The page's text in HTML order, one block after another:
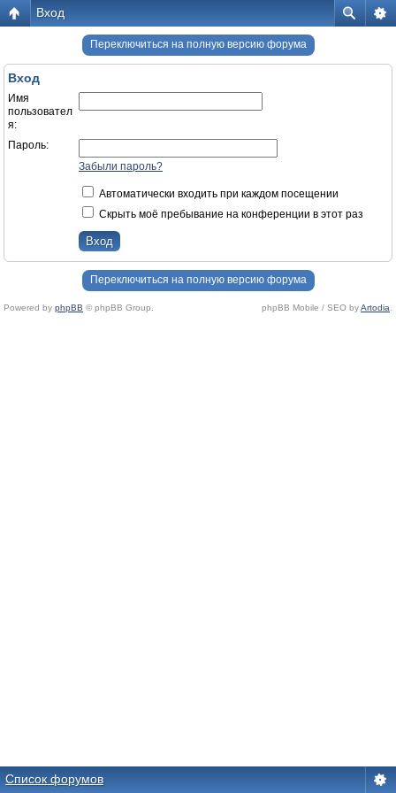
Вход
Переключиться на полную версию форума
Вход
Имя
пользовател
я:
Пароль:
Забыли пароль?
Автоматически входить при каждом посещении
Скрыть моё пребывание на конференции в этот раз
Переключиться на полную версию форума
Powered by phpBB © phpBB Group. phpBB Mobile / SEO byArtodia
Список форумов